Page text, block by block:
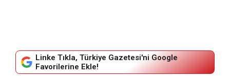
Linke Tıkla, Türkiye Gazetesi'ni Google
Favorilerine Ekle!